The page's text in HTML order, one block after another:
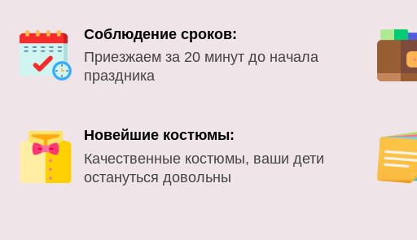
Соблюдение сроков:
Приезжаем за 20 минут до начала
праздника
Новейшие костюмы:
Качественные костюмы, ваши дети
остануться довольны